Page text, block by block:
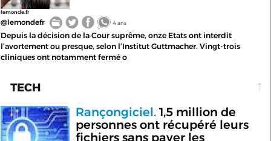
lemonde.fr
@lemondefr 4 ans
Depuis la décision de la Cour suprême, onze Etats ont interdit
l’avortement ou presque, selon l’Institut Guttmacher. Vingt-trois
cliniques ont notamment fermé o
TECH
Rançongiciel.1,5 million de
personnes ont récupéré leurs
fichiers sans payer les